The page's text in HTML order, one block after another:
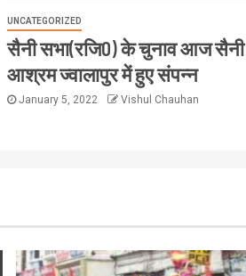
UNCATEGORIZED
सैनी सभा(रजि0) के चुनाव आज सैनी
आश्रम ज्वालापुर में हुए संपन्न
January 5, 2022 Vishul Chauhan